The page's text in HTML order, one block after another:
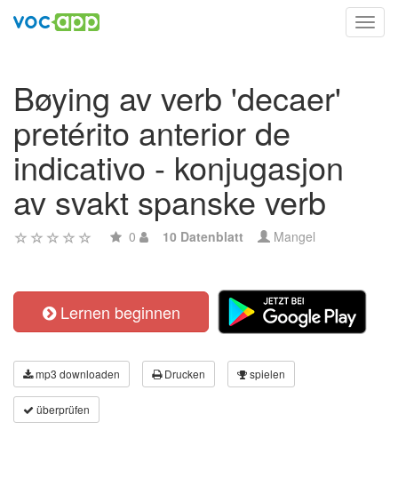
Bøying av verb 'decaer'
pretérito anterior de
indicativo - konjugasjon
av svakt spanske verb
0 10 Datenblatt Mangel
Lernen beginnen
mp3 downloaden Drucken spielen
überprüfen